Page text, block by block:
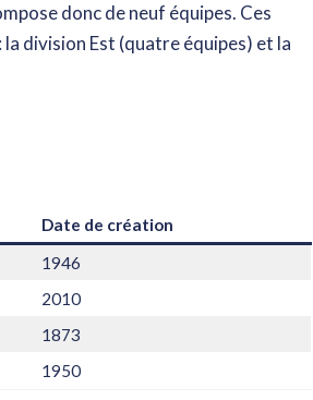
donc de neuf équipes. Ces
la division Est (quatre équipes) et la
Date de création
1946
2010
1873
1950